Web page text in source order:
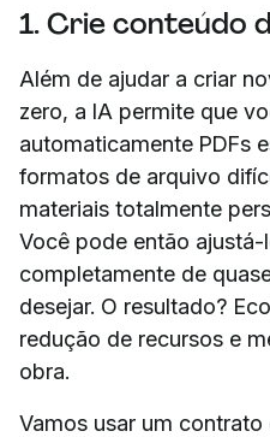
1. Crie conteúdo
Além de ajudar a criar
zero, a IA permite que
automaticamente PDFs
formatos de arquivo
materiais totalmente
Você pode então
completamente de
desejar. O resultado?
redução de recursos e
obra.
Vamos usar um